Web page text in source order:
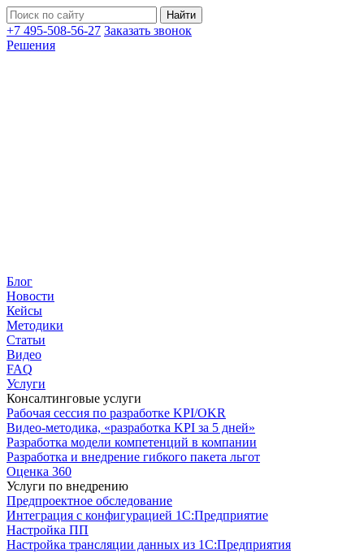
+7 495-508-56-27 Заказать звонок
Решения
Блог
Новости
Кейсы
Методики
Статьи
Видео
FAQ
Услуги
Консалтинговые услуги
Рабочая сессия по разработке KPI/OKR
Видео-методика, «разработка KPI за 5 дней»
Разработка модели компетенций в компании
Разработка и внедрение гибкого пакета льгот
Оценка 360
Услуги по внедрению
Предпроектное обследование
Интеграция с конфигурацией 1С:Предприятие
Настройка ПП
Настройка трансляции данных из 1С:Предприятия